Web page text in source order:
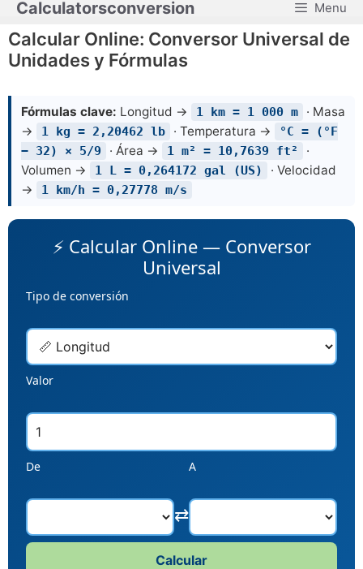
Saltar
contenido
Calculatorsconversion Menu
Calcular Online: Conversor Universal de
Unidades y Fórmulas
Fórmulas clave: Longitud → 1 km = 1 000 m
· Masa
→
1 kg = 2,20462 lb · Temperatura →
°C = (°F
− 32) × 5/9
· Área → 1 m² = 10,7639 ft²
·
Volumen →
1 L = 0,264172 gal (US)
· Velocidad
→
1 km/h = 0,27778 m/s
⚡ Calcular Online — Conversor
Universal
Tipo de conversión
Valor
De
⇄
A
Calcular